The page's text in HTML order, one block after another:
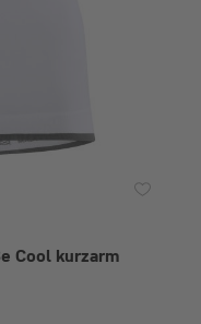
Cool kurzarm